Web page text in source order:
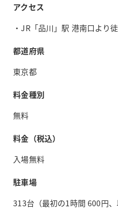
アクセス
・JR「品川」駅 港南口より
都道府県
東京都
料金種別
無料
料金（税込）
入場無料
駐車場
313台（最初の1時間 600円、